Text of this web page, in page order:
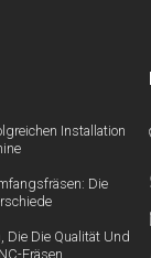
Installation
Die
Die Die Qualität Und
Fräsen